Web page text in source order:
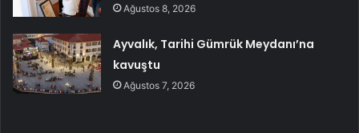
Ağustos 8, 2026
Ayvalık, Tarihi Gümrük Meydanı’na
kavuştu
Ağustos 7, 2026